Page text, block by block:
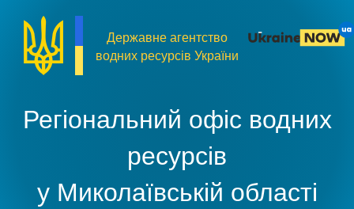
Регіональний офіс водних
ресурсів
у Миколаївській області
Державне агентство
водних ресурсів України